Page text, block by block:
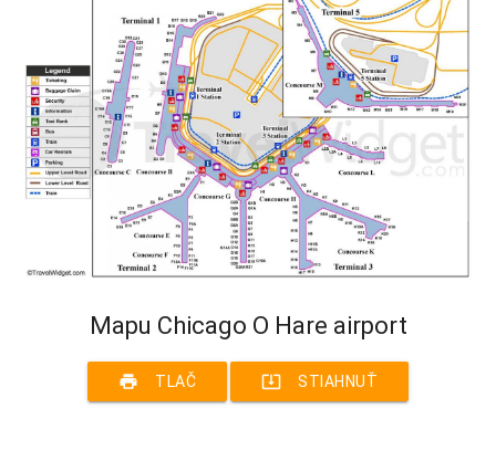
Mapu Chicago O Hare airport
print TLAČ system_update_alt STIAHNUŤ